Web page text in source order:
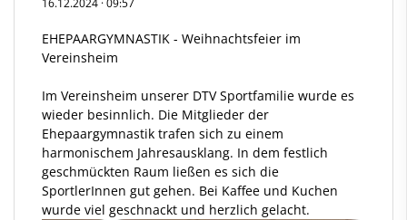
16.12.2024 ·09:57
EHEPAARGYMNASTIK - Weihnachtsfeier im
Vereinsheim
Im Vereinsheim unserer DTV Sportfamilie wurde es
wieder besinnlich. Die Mitglieder der
Ehepaargymnastik trafen sich zu einem
harmonischem Jahresausklang. In dem festlich
geschmückten Raum ließen es sich die
SportlerInnen gut gehen. Bei Kaffee und Kuchen
wurde viel geschnackt und herzlich gelacht.